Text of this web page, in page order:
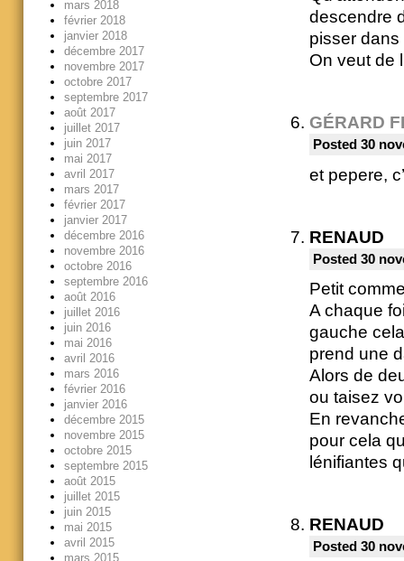
descendre
pisser
On veut de
GÉRARD
Posted 30
et pepere,
RENAUD
Posted 30
Petit
A chaque
gauche
prend une
Alors de
ou taisez
En
pour cela
lénifiantes
RENAUD
Posted 30
mars 2018
février 2018
janvier 2018
décembre 2017
novembre 2017
octobre 2017
septembre 2017
août 2017
juillet 2017
juin 2017
mai 2017
avril 2017
mars 2017
février 2017
janvier 2017
décembre 2016
novembre 2016
octobre 2016
septembre 2016
août 2016
juillet 2016
juin 2016
mai 2016
avril 2016
mars 2016
février 2016
janvier 2016
décembre 2015
novembre 2015
octobre 2015
septembre 2015
août 2015
juillet 2015
juin 2015
mai 2015
avril 2015
mars 2015